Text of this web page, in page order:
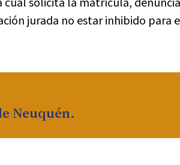
jurada no estar inhibido para
Neuquén.